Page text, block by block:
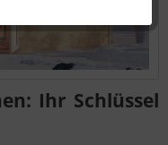
Ihr Schlüssel